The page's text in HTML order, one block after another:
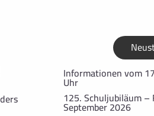
Informationen vom
Uhr
125. Schuljubiläum –
September 2026